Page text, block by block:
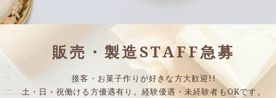
販売・製造STAFF急募
接客・お菓子作りが好きな方大歓迎!!
土・日・祝働ける方優遇有り。 経験優遇・未経験者もOKです。